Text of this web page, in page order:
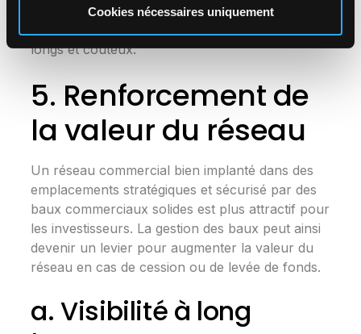
Cookies nécessaires uniquement
précise, facilitant ainsi les négociations ou la
médiation pour éviter des recours judiciaires
longs et coûteux.
5. Renforcement de
la valeur du réseau
Un réseau commercial bien implanté dans des
emplacements stratégiques et sécurisé par des
baux commerciaux solides est plus attractif pour
les investisseurs. La gestion des baux peut ainsi
devenir un levier pour augmenter la valeur du
réseau en cas de cession ou de levée de fonds.
a. Visibilité à long